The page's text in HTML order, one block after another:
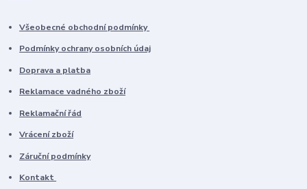
Všeobecné obchodní podmínky
Podmínky ochrany osobních údaj
Doprava a platba
Reklamace vadného zboží
Reklamační řád
Vrácení zboží
Záruční podmínky
Kontakt